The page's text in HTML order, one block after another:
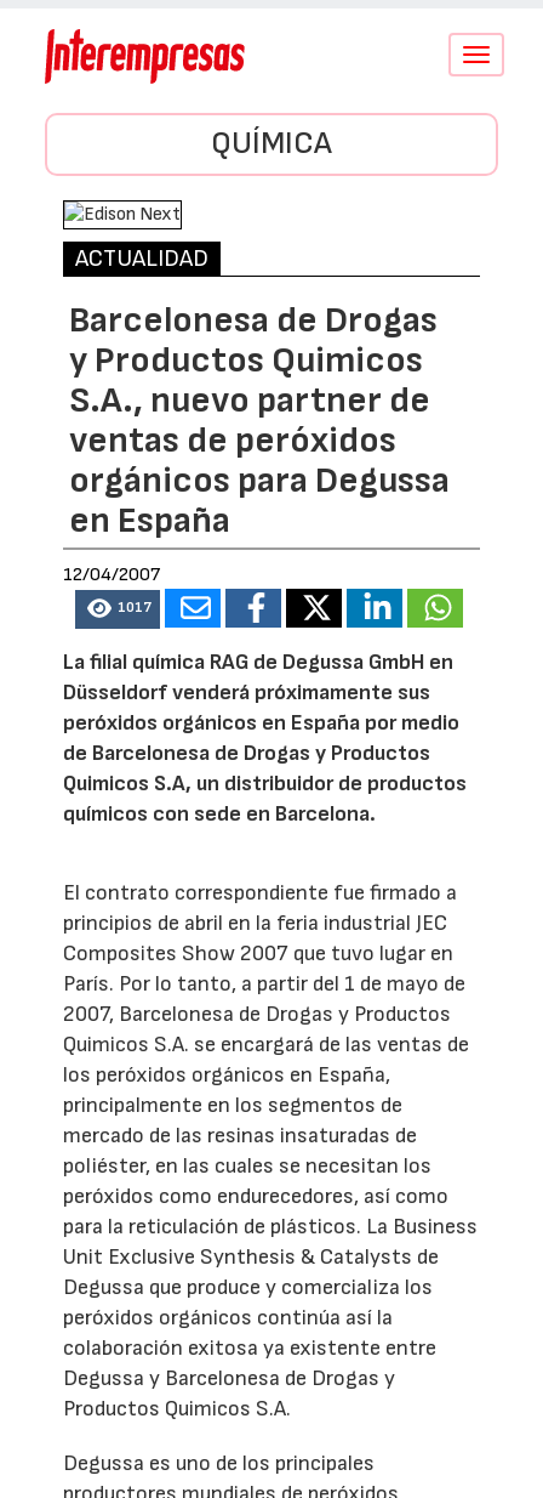
Conmutar
QUÍMICA
ACTUALIDAD
Barcelonesa de Drogas
y Productos Quimicos
S.A., nuevo partner de
ventas de peróxidos
orgánicos para Degussa
en España
12/04/2007
1017
La filial química RAG de Degussa GmbH en
Düsseldorf venderá próximamente sus
peróxidos orgánicos en España por medio
de Barcelonesa de Drogas y Productos
Quimicos S.A, un distribuidor de productos
químicos con sede en Barcelona.
El contrato correspondiente fue firmado a
principios de abril en la feria industrial JEC
Composites Show 2007 que tuvo lugar en
París. Por lo tanto, a partir del 1 de mayo de
2007, Barcelonesa de Drogas y Productos
Quimicos S.A. se encargará de las ventas de
los peróxidos orgánicos en España,
principalmente en los segmentos de
mercado de las resinas insaturadas de
poliéster, en las cuales se necesitan los
peróxidos como endurecedores, así como
para la reticulación de plásticos. La Business
Unit Exclusive Synthesis & Catalysts de
Degussa que produce y comercializa los
peróxidos orgánicos continúa así la
colaboración exitosa ya existente entre
Degussa y Barcelonesa de Drogas y
Productos Quimicos S.A.
Degussa es uno de los principales